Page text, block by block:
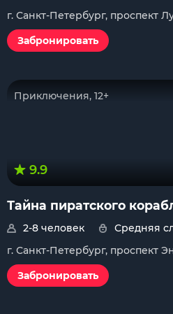
г. Санкт-Петербург, проспект
Забронировать
Приключения, 12+
9.9
Тайна пиратского
2-8 человек
Средняя
г. Санкт-Петербург, проспект
Забронировать